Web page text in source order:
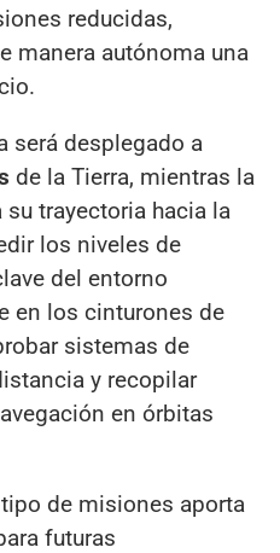
reducidas,
manera autónoma una
será desplegado a
de la Tierra, mientras la
trayectoria hacia la
los niveles de
del entorno
en los cinturones de
sistemas de
y recopilar
en órbitas
de misiones aporta
futuras